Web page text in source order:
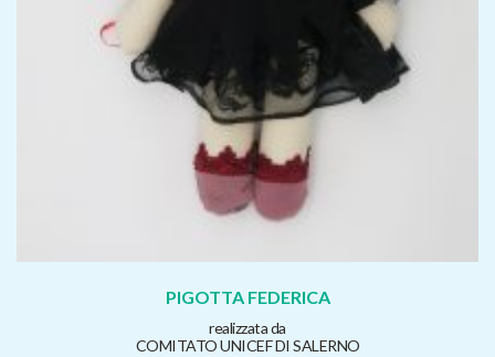
PIGOTTA FEDERICA
realizzata da
COMITATO UNICEF DI SALERNO